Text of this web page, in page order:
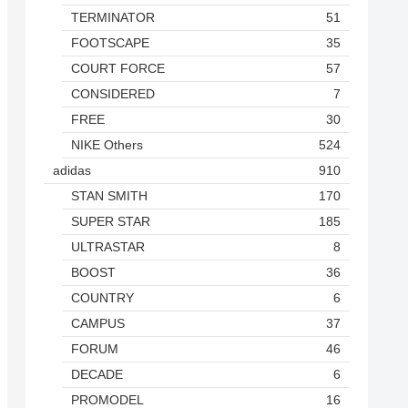
TERMINATOR
51
FOOTSCAPE
35
COURT FORCE
57
CONSIDERED
7
FREE
30
NIKE Others
524
adidas
910
STAN SMITH
170
SUPER STAR
185
ULTRASTAR
8
BOOST
36
COUNTRY
6
CAMPUS
37
FORUM
46
DECADE
6
PROMODEL
16